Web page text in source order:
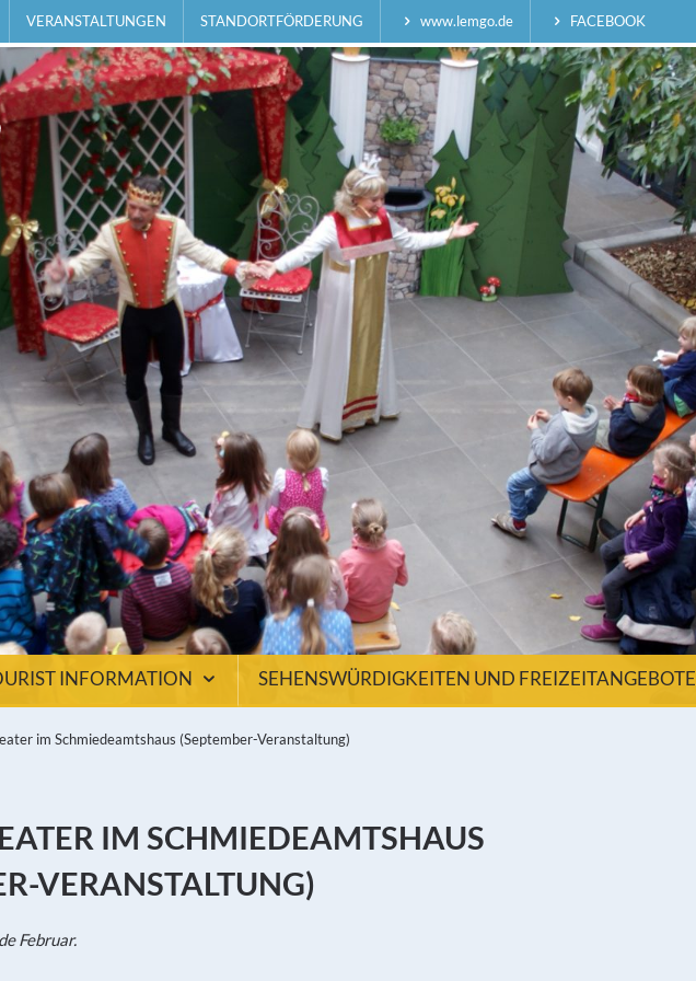
VERANSTALTUNGEN STANDORTFÖRDERUNG www.lemgo.de FACEBOOK
INFORMATION SEHENSWÜRDIGKEITEN UND FREIZEITANGEBOTE
im Schmiedeamtshaus (September-Veranstaltung)
IM SCHMIEDEAMTSHAUS
VERANSTALTUNG)
Februar.